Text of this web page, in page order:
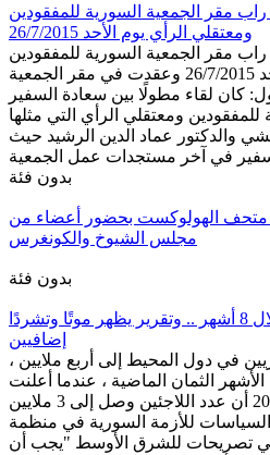
مقر الجمعية السورية للمفقودين
ومعتقلي الرأي يوم الأحد 26/7/2015
مقر الجمعية السورية للمفقودين
ومعتقلي الرأي يوم الأحد 26/7/2015 وعقدت في مقر الجمعية
كان لقاء مطولًا بين سعادة السفير
للمفقودين ومعتقلي الرأي التي مثلها
والدكتور عماد الدين الرشيد حيث
بدون فئة
الهولوكست بحضور أعضاء من
مجلس الشيوخ والكونغرس
بدون فئة
مليون لاجئ سوري جديد خلال 8 أشهر .. وتقرير يظهر موتًا وتشردًا
إضافيين
في دول المحيط إلى أربع ملايين ،
الثمان الماضية ، عندما أعلنت
الأمم المتحدة في آب 2014 أن عدد اللاجئين وصل إلى 3 ملايين
للأزمة السورية في منظمة
في تصريحات للشرق الأوسط "يجب أن